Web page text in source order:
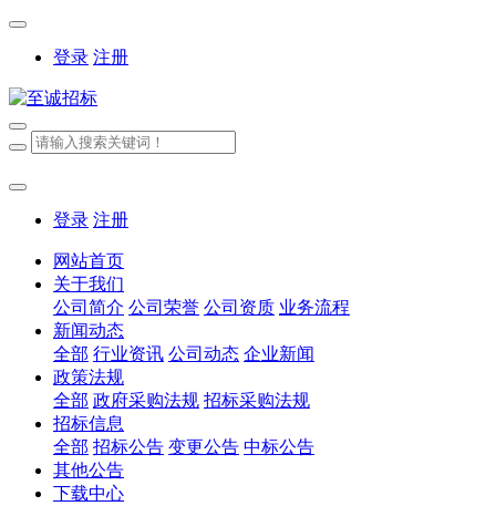
登录 注册
登录 注册
网站首页
关于我们
公司简介 公司荣誉 公司资质 业务流程
新闻动态
全部 行业资讯 公司动态 企业新闻
政策法规
全部 政府采购法规 招标采购法规
招标信息
全部 招标公告 变更公告 中标公告
其他公告
下载中心